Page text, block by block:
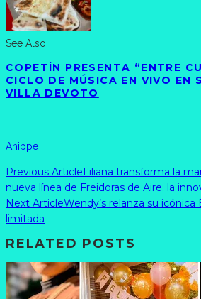
See Also
COPETÍN PRESENTA “ENTRE
CICLO DE MÚSICA EN VIVO EN
VILLA DEVOTO
Anippe
Previous ArticleLiliana transforma la
nueva línea de Freidoras de Aire: la
Next ArticleWendy’s relanza su
limitada
RELATED POSTS